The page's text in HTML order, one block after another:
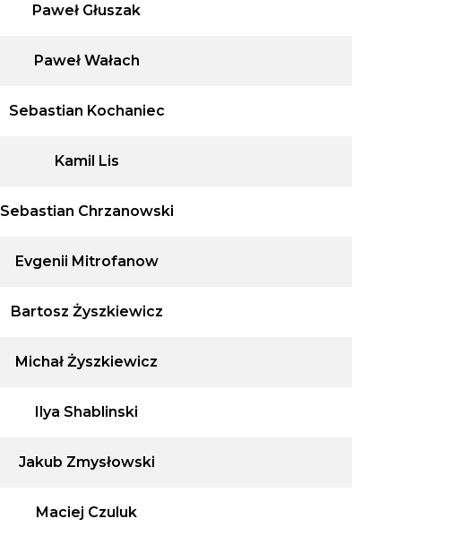
Paweł Głuszak
Paweł Wałach
Sebastian Kochaniec
Kamil Lis
Sebastian Chrzanowski
Evgenii Mitrofanow
Bartosz Żyszkiewicz
Michał Żyszkiewicz
Ilya Shablinski
Jakub Zmysłowski
Maciej Czuluk